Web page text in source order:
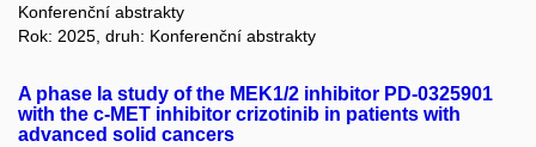
Konferenční abstrakty
Rok: 2025, druh: Konferenční abstrakty
A phase Ia study of the MEK1/2 inhibitor PD-0325901
with the c-MET inhibitor crizotinib in patients with
advanced solid cancers